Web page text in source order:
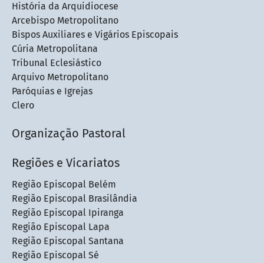
História da Arquidiocese
Arcebispo Metropolitano
Bispos Auxiliares e Vigários Episcopais
Cúria Metropolitana
Tribunal Eclesiástico
Arquivo Metropolitano
Paróquias e Igrejas
Clero
Organização Pastoral
Regiões e Vicariatos
Região Episcopal Belém
Região Episcopal Brasilândia
Região Episcopal Ipiranga
Região Episcopal Lapa
Região Episcopal Santana
Região Episcopal Sé